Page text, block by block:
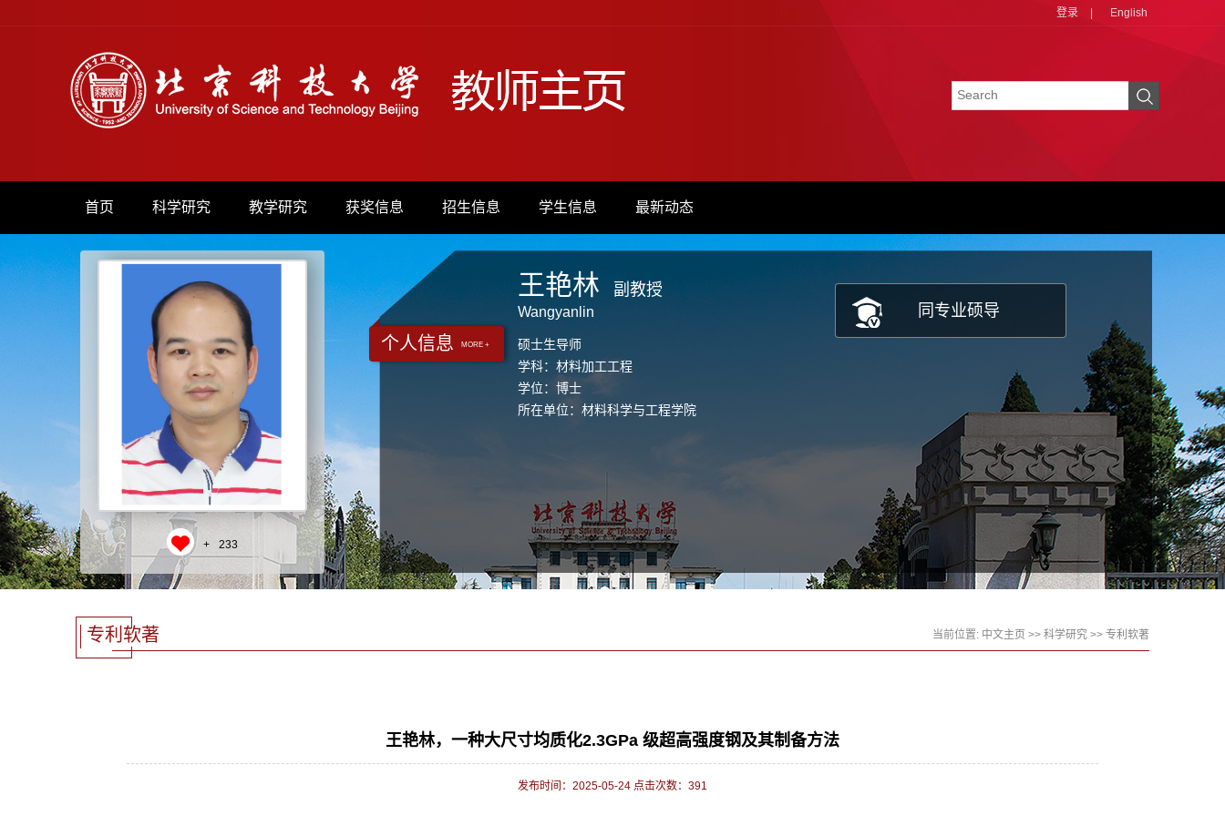
登录 English
首页 科学研究 教学研究 获奖信息 招生信息 学生信息 最新动态
+ 233
个人信息 MORE +
王艳林
Wangyanlin
副教授
硕士生导师
学科：材料加工工程
学位：博士
所在单位：材料科学与工程学院
同专业硕导
专利软著 当前位置: 中文主页 >> 科学研究 >> 专利软著
王艳林，一种大尺寸均质化2.3GPa 级超高强度钢及其制备方法
发布时间：2025-05-24 点击次数： 391